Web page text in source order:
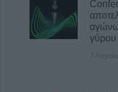
7 Αυγούστου 2026, 10:42
Ταϊλάνδη: Έφηβος
γύρου
7